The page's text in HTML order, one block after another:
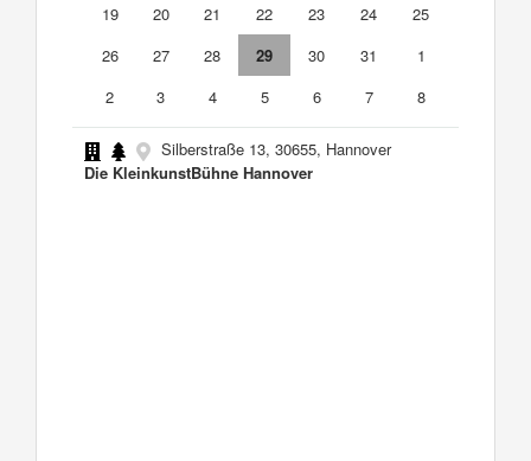
19
20 21 22 23 24
25
26
27 28 29 30 31
1
2
3 4 5 6 7 8
Silberstraße 13, 30655, Hannover
Die KleinkunstBühne Hannover